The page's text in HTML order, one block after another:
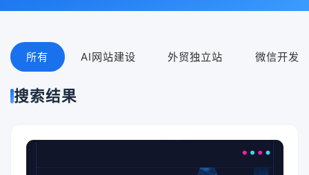
所有 AI网站建设 外贸独立站 微信开发
搜索结果